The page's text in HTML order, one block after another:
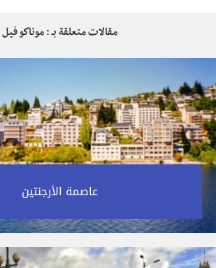
مقالات متعلقة بـ : موناكو فيل
عاصمة الأرجنتين‎